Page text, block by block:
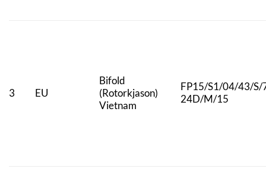
3 EU
Bifold
(Rotorkjason)
Vietnam
FP15/S1/04/43/S/
24D/M/15